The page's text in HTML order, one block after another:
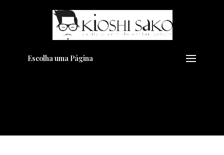
Escolha uma Página
Pensando em transformar seu
Visual??